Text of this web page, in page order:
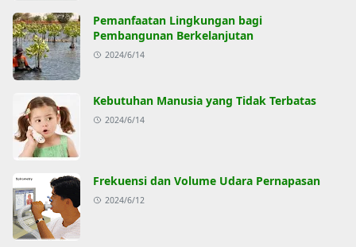
Pemanfaatan Lingkungan bagi
Pembangunan Berkelanjutan
2024/6/14
Kebutuhan Manusia yang Tidak Terbatas
2024/6/14
Frekuensi dan Volume Udara Pernapasan
2024/6/12